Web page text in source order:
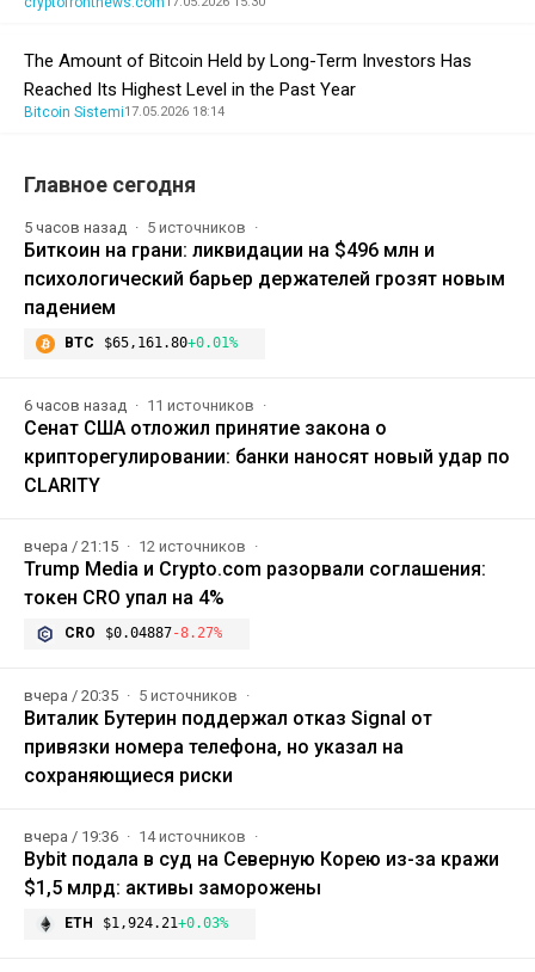
The Amount of Bitcoin Held by Long-Term Investors Has
Reached Its Highest Level in the Past Year
Bitcoin Sistemi17.05.2026 18:14
Главное сегодня
5 часов назад 5 источников
Биткоин на грани: ликвидации на $496 млн и
психологический барьер держателей грозят новым
падением
BTC $65,161.80+0.01%
6 часов назад 11 источников
Сенат США отложил принятие закона о
крипторегулировании: банки наносят новый удар по
CLARITY
вчера / 21:15 12 источников
Trump Media и Crypto.com разорвали соглашения:
токен CRO упал на 4%
CRO $0.04887-8.27%
вчера / 20:35 5 источников
Виталик Бутерин поддержал отказ Signal от
привязки номера телефона, но указал на
сохраняющиеся риски
вчера / 19:36 14 источников
Bybit подала в суд на Северную Корею из-за кражи
$1,5 млрд: активы заморожены
ETH $1,924.21+0.03%